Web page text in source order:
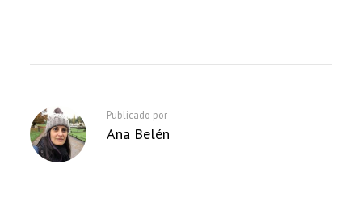
Publicado por
Ana Belén